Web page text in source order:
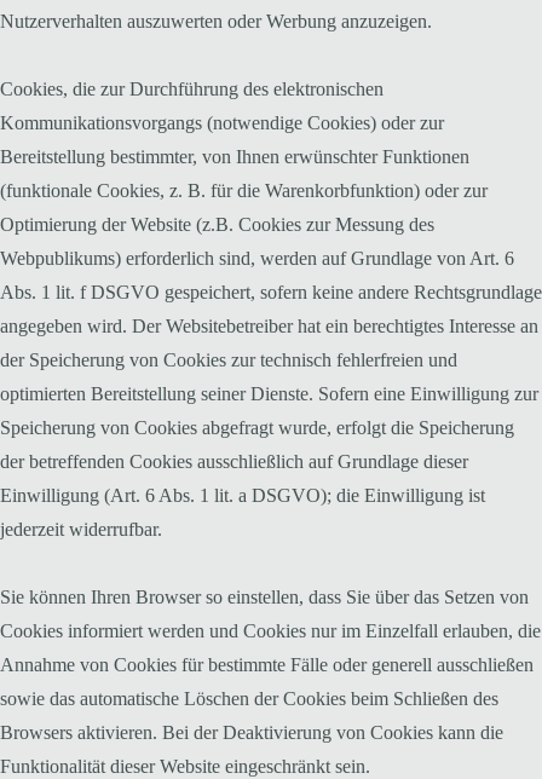
Nutzerverhalten auszuwerten oder Werbung anzuzeigen.
Cookies, die zur Durchführung des elektronischen
Kommunikationsvorgangs (notwendige Cookies) oder zur
Bereitstellung bestimmter, von Ihnen erwünschter Funktionen
(funktionale Cookies, z. B. für die Warenkorbfunktion) oder zur
Optimierung der Website (z.B. Cookies zur Messung des
Webpublikums) erforderlich sind, werden auf Grundlage von Art. 6
Abs. 1 lit. f DSGVO gespeichert, sofern keine andere Rechtsgrundlage
angegeben wird. Der Websitebetreiber hat ein berechtigtes Interesse an
der Speicherung von Cookies zur technisch fehlerfreien und
optimierten Bereitstellung seiner Dienste. Sofern eine Einwilligung zur
Speicherung von Cookies abgefragt wurde, erfolgt die Speicherung
der betreffenden Cookies ausschließlich auf Grundlage dieser
Einwilligung (Art. 6 Abs. 1 lit. a DSGVO); die Einwilligung ist
jederzeit widerrufbar.
Sie können Ihren Browser so einstellen, dass Sie über das Setzen von
Cookies informiert werden und Cookies nur im Einzelfall erlauben, die
Annahme von Cookies für bestimmte Fälle oder generell ausschließen
sowie das automatische Löschen der Cookies beim Schließen des
Browsers aktivieren. Bei der Deaktivierung von Cookies kann die
Funktionalität dieser Website eingeschränkt sein.